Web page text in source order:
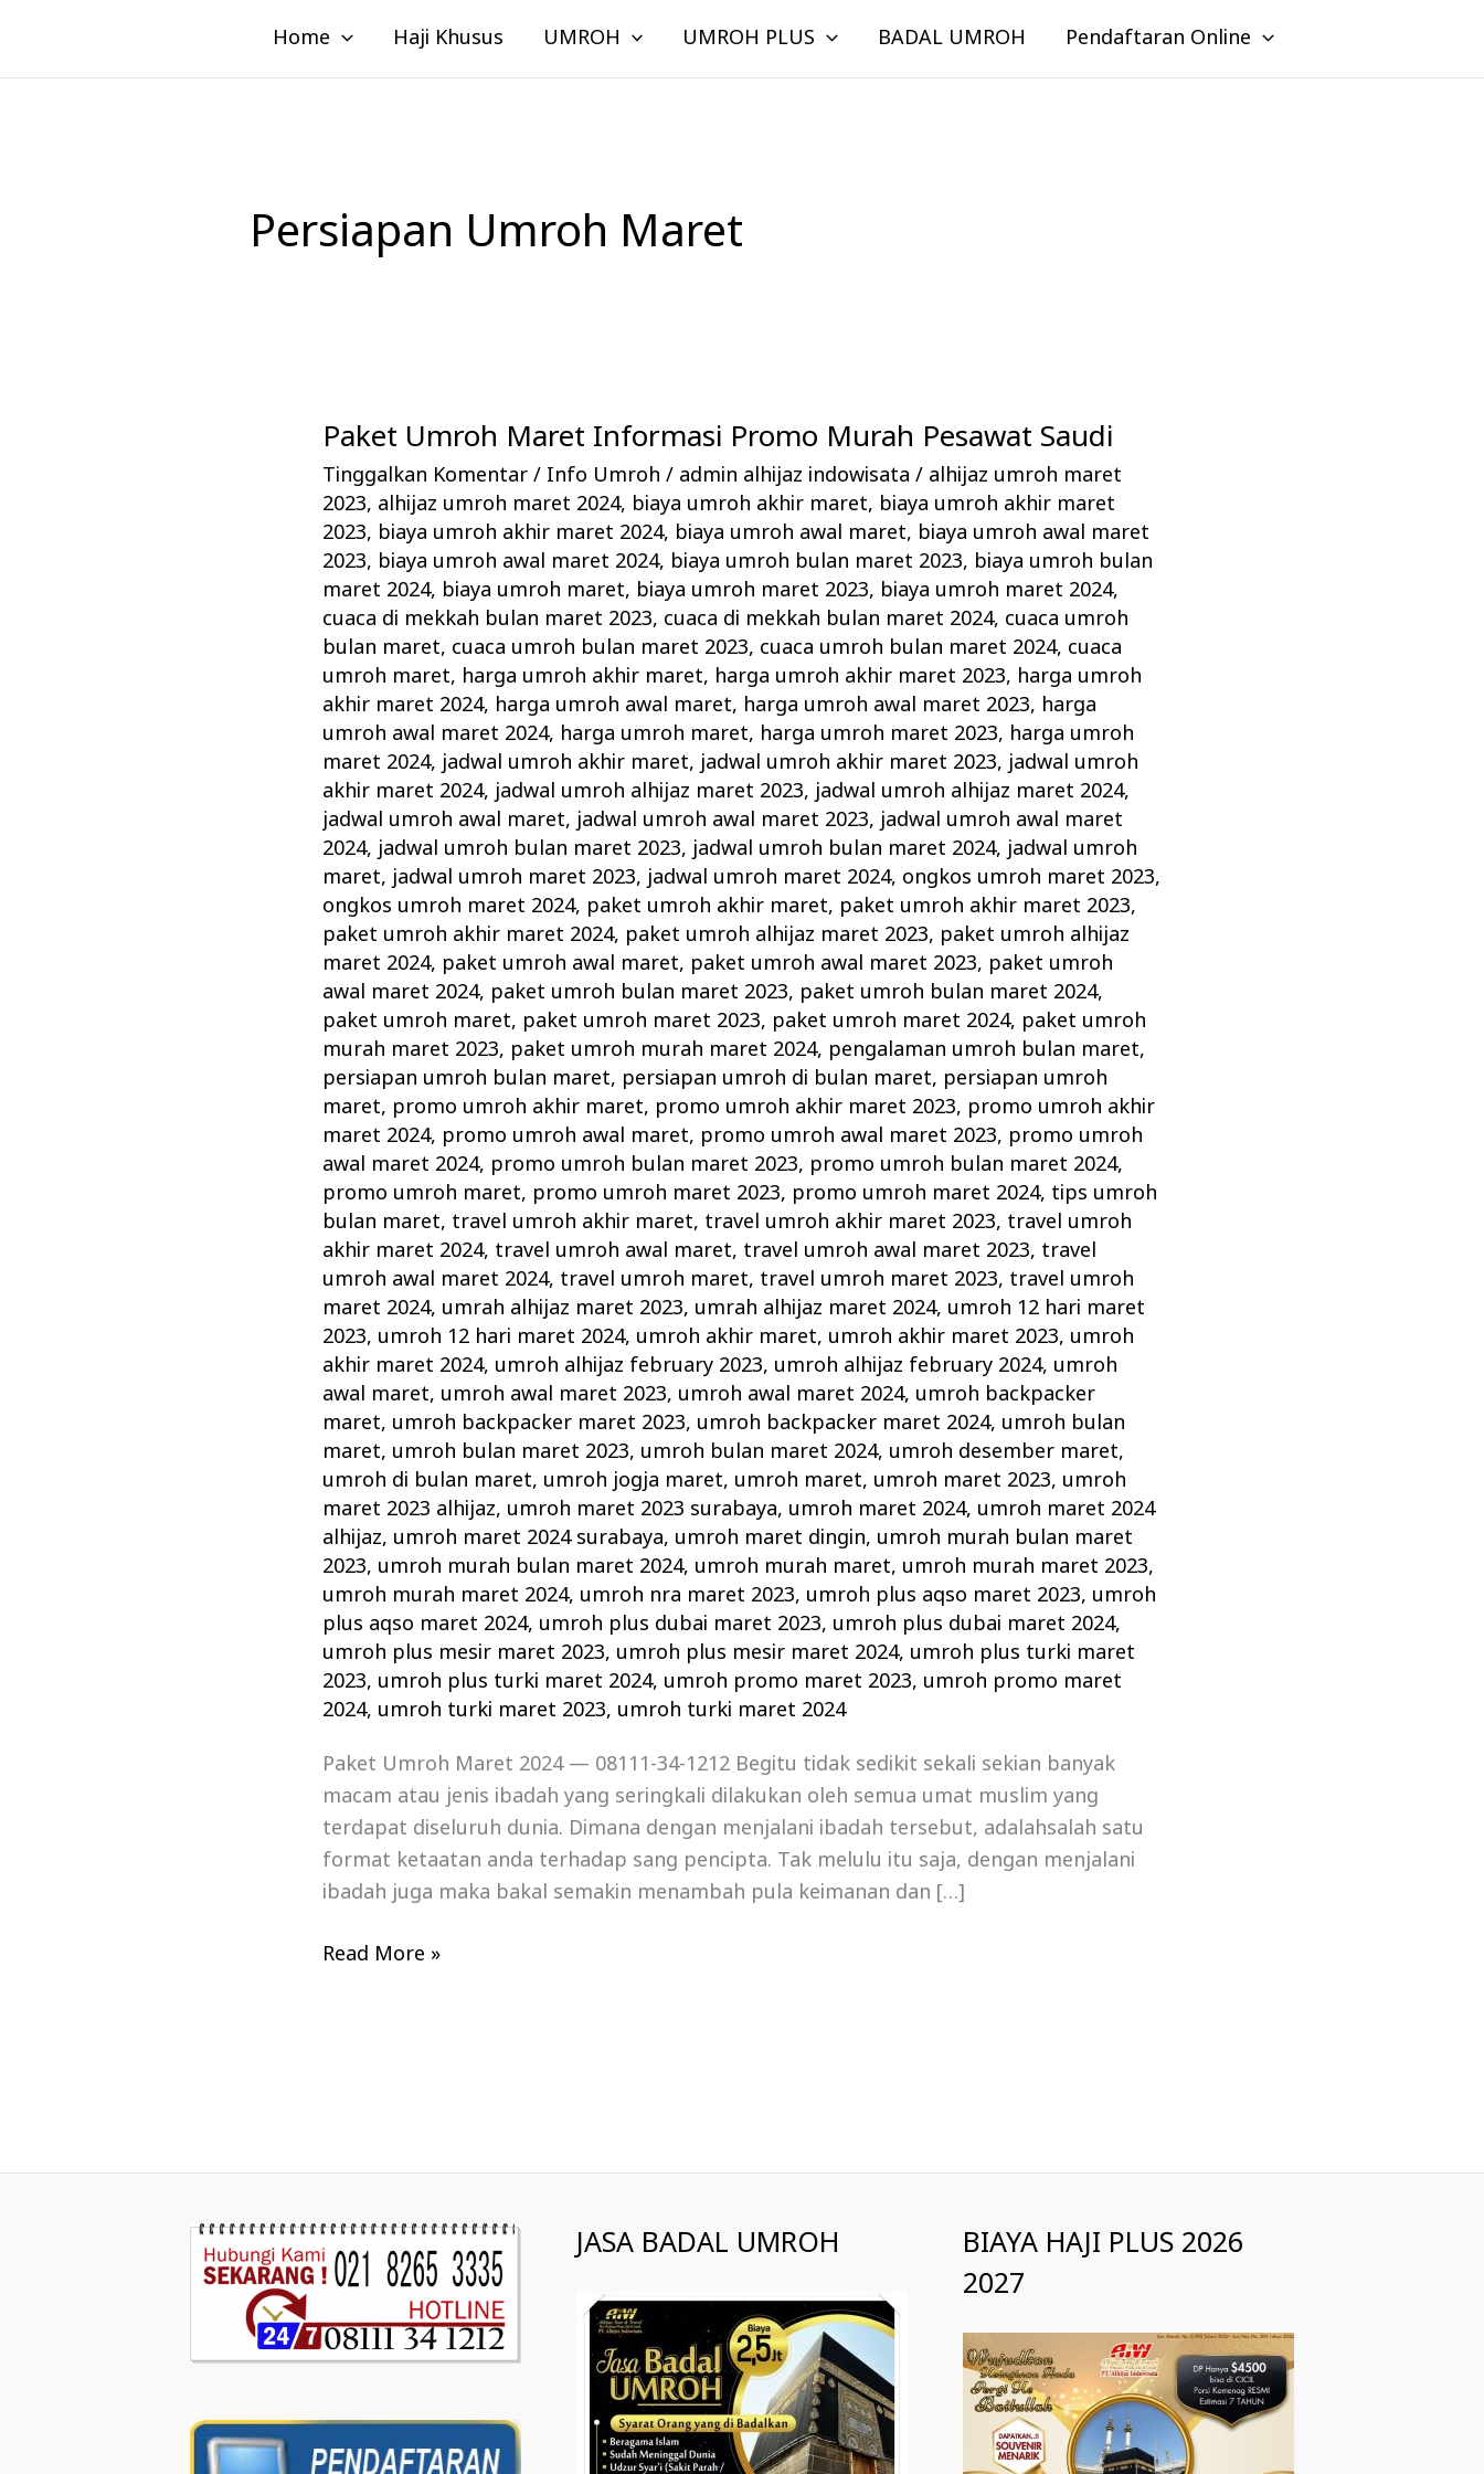
konten
Home Haji Khusus UMROH UMROH PLUS BADAL UMROH Pendaftaran Online
Persiapan Umroh Maret
Paket Umroh Maret Informasi Promo Murah Pesawat Saudi
Tinggalkan Komentar / Info Umroh / admin alhijaz indowisata/ alhijaz umroh maret
2023, alhijaz umroh maret 2024, biaya umroh akhir maret, biaya umroh akhir maret
2023, biaya umroh akhir maret 2024, biaya umroh awal maret, biaya umroh awal maret
2023, biaya umroh awal maret 2024, biaya umroh bulan maret 2023, biaya umroh bulan
maret 2024, biaya umroh maret, biaya umroh maret 2023, biaya umroh maret 2024,
cuaca di mekkah bulan maret 2023, cuaca di mekkah bulan maret 2024, cuaca umroh
bulan maret, cuaca umroh bulan maret 2023, cuaca umroh bulan maret 2024, cuaca
umroh maret, harga umroh akhir maret, harga umroh akhir maret 2023, harga umroh
akhir maret 2024, harga umroh awal maret, harga umroh awal maret 2023, harga
umroh awal maret 2024, harga umroh maret, harga umroh maret 2023, harga umroh
maret 2024, jadwal umroh akhir maret, jadwal umroh akhir maret 2023, jadwal umroh
akhir maret 2024, jadwal umroh alhijaz maret 2023, jadwal umroh alhijaz maret 2024,
jadwal umroh awal maret, jadwal umroh awal maret 2023, jadwal umroh awal maret
2024, jadwal umroh bulan maret 2023, jadwal umroh bulan maret 2024, jadwal umroh
maret, jadwal umroh maret 2023, jadwal umroh maret 2024, ongkos umroh maret 2023,
ongkos umroh maret 2024, paket umroh akhir maret, paket umroh akhir maret 2023,
paket umroh akhir maret 2024, paket umroh alhijaz maret 2023, paket umroh alhijaz
maret 2024, paket umroh awal maret, paket umroh awal maret 2023, paket umroh
awal maret 2024, paket umroh bulan maret 2023, paket umroh bulan maret 2024,
paket umroh maret, paket umroh maret 2023, paket umroh maret 2024, paket umroh
murah maret 2023, paket umroh murah maret 2024, pengalaman umroh bulan maret,
persiapan umroh bulan maret, persiapan umroh di bulan maret, persiapan umroh
maret, promo umroh akhir maret, promo umroh akhir maret 2023, promo umroh akhir
maret 2024, promo umroh awal maret, promo umroh awal maret 2023, promo umroh
awal maret 2024, promo umroh bulan maret 2023, promo umroh bulan maret 2024,
promo umroh maret, promo umroh maret 2023, promo umroh maret 2024, tips umroh
bulan maret, travel umroh akhir maret, travel umroh akhir maret 2023, travel umroh
akhir maret 2024, travel umroh awal maret, travel umroh awal maret 2023, travel
umroh awal maret 2024, travel umroh maret, travel umroh maret 2023, travel umroh
maret 2024, umrah alhijaz maret 2023, umrah alhijaz maret 2024, umroh 12 hari maret
2023, umroh 12 hari maret 2024, umroh akhir maret, umroh akhir maret 2023, umroh
akhir maret 2024, umroh alhijaz february 2023, umroh alhijaz february 2024, umroh
awal maret, umroh awal maret 2023, umroh awal maret 2024, umroh backpacker
maret, umroh backpacker maret 2023, umroh backpacker maret 2024, umroh bulan
maret, umroh bulan maret 2023, umroh bulan maret 2024, umroh desember maret,
umroh di bulan maret, umroh jogja maret, umroh maret, umroh maret 2023, umroh
maret 2023 alhijaz, umroh maret 2023 surabaya, umroh maret 2024, umroh maret 2024
alhijaz, umroh maret 2024 surabaya, umroh maret dingin, umroh murah bulan maret
2023, umroh murah bulan maret 2024, umroh murah maret, umroh murah maret 2023,
umroh murah maret 2024, umroh nra maret 2023, umroh plus aqso maret 2023, umroh
plus aqso maret 2024, umroh plus dubai maret 2023, umroh plus dubai maret 2024,
umroh plus mesir maret 2023, umroh plus mesir maret 2024, umroh plus turki maret
2023, umroh plus turki maret 2024, umroh promo maret 2023, umroh promo maret
2024, umroh turki maret 2023, umroh turki maret 2024
Paket Umroh Maret 2024 — 08111-34-1212 Begitu tidak sedikit sekali sekian banyak
macam atau jenis ibadah yang seringkali dilakukan oleh semua umat muslim yang
terdapat diseluruh dunia. Dimana dengan menjalani ibadah tersebut, adalahsalah satu
format ketaatan anda terhadap sang pencipta. Tak melulu itu saja, dengan menjalani
ibadah juga maka bakal semakin menambah pula keimanan dan […]
Paket
Umroh
Maret
Informasi
Promo
Murah
Pesawat
Saudi
Read More »
JASA BADAL UMROH
BIAYA HAJI PLUS 2026
2027